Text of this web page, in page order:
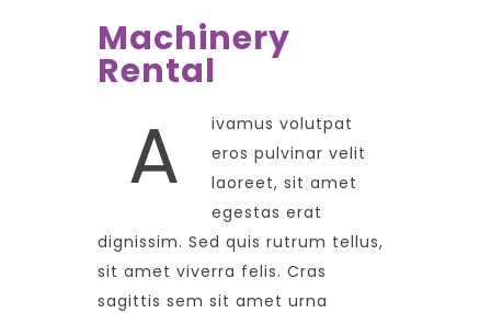
Machinery
Rental
A
ivamus volutpat
eros pulvinar velit
laoreet, sit amet
egestas erat
dignissim. Sed quis rutrum tellus,
sit amet viverra felis. Cras
sagittis sem sit amet urna